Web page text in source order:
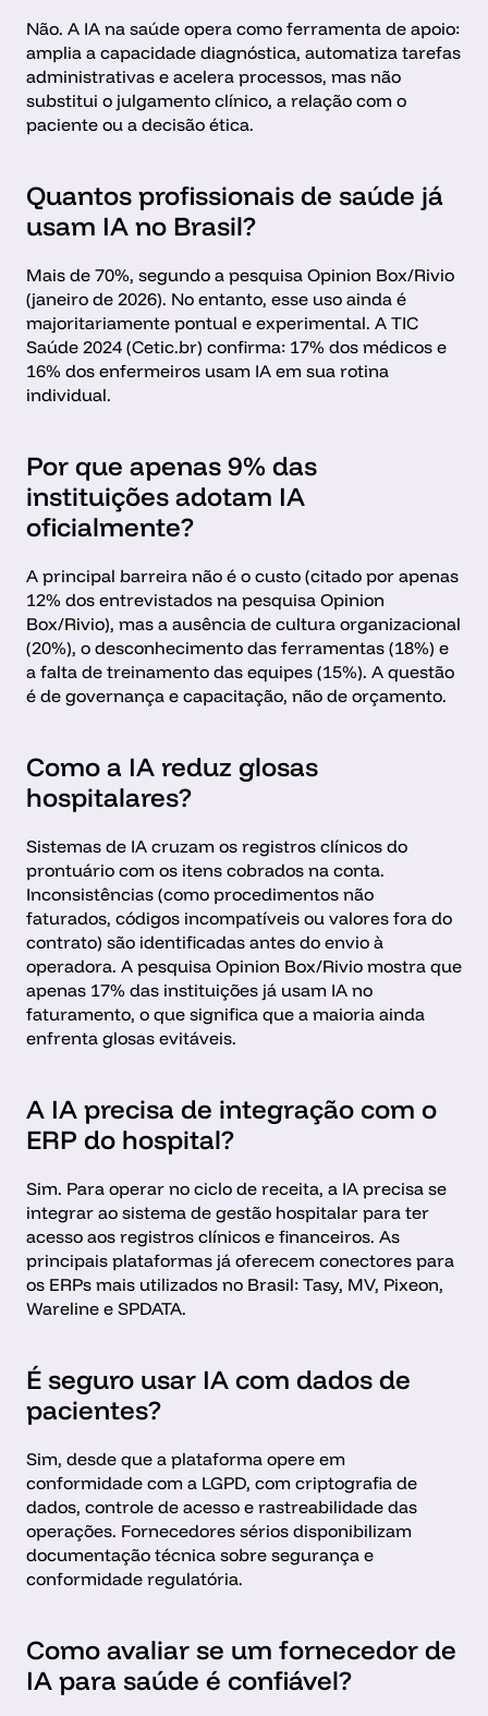
Não. A IA na saúde opera como ferramenta de apoio:
amplia a capacidade diagnóstica, automatiza tarefas
administrativas e acelera processos, mas não
substitui o julgamento clínico, a relação com o
paciente ou a decisão ética.
Quantos profissionais de saúde já
usam IA no Brasil?
Mais de 70%, segundo a pesquisa Opinion Box/Rivio
(janeiro de 2026). No entanto, esse uso ainda é
majoritariamente pontual e experimental. A TIC
Saúde 2024 (Cetic.br) confirma: 17% dos médicos e
16% dos enfermeiros usam IA em sua rotina
individual.
Por que apenas 9% das
instituições adotam IA
oficialmente?
A principal barreira não é o custo (citado por apenas
12% dos entrevistados na pesquisa Opinion
Box/Rivio), mas a ausência de cultura organizacional
(20%), o desconhecimento das ferramentas (18%) e
a falta de treinamento das equipes (15%). A questão
é de governança e capacitação, não de orçamento.
Como a IA reduz glosas
hospitalares?
Sistemas de IA cruzam os registros clínicos do
prontuário com os itens cobrados na conta.
Inconsistências (como procedimentos não
faturados, códigos incompatíveis ou valores fora do
contrato) são identificadas antes do envio à
operadora. A pesquisa Opinion Box/Rivio mostra que
apenas 17% das instituições já usam IA no
faturamento, o que significa que a maioria ainda
enfrenta glosas evitáveis.
A IA precisa de integração com o
ERP do hospital?
Sim. Para operar no ciclo de receita, a IA precisa se
integrar ao sistema de gestão hospitalar para ter
acesso aos registros clínicos e financeiros. As
principais plataformas já oferecem conectores para
os ERPs mais utilizados no Brasil: Tasy, MV, Pixeon,
Wareline e SPDATA.
É seguro usar IA com dados de
pacientes?
Sim, desde que a plataforma opere em
conformidade com a LGPD, com criptografia de
dados, controle de acesso e rastreabilidade das
operações. Fornecedores sérios disponibilizam
documentação técnica sobre segurança e
conformidade regulatória.
Como avaliar se um fornecedor de
IA para saúde é confiável?